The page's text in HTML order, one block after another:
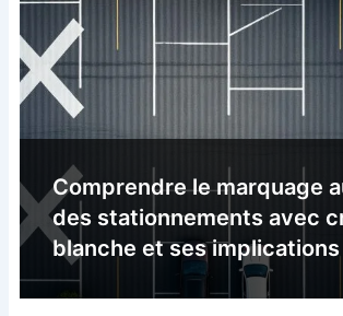
Comprendre le marquage
des stationnements avec
blanche et ses implications